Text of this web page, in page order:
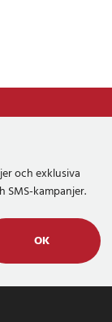
och exklusiva
kampanjer.
OK